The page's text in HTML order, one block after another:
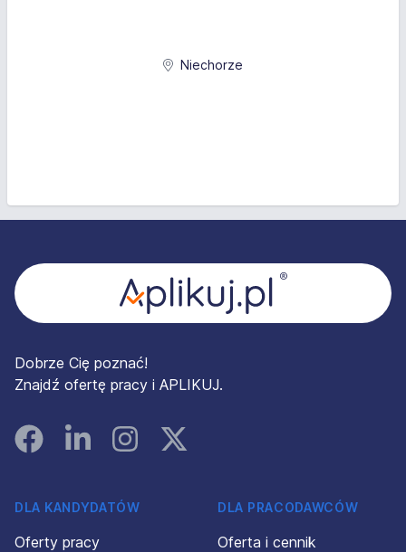
Niechorze
Dobrze Cię poznać!
Znajdź ofertę pracy i APLIKUJ.
FacebookLinked InInstagramInstagram
DLA KANDYDATÓW
Oferty pracy
DLA PRACODAWCÓW
Oferta i cennik